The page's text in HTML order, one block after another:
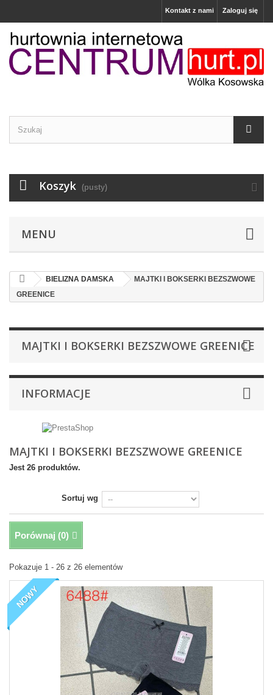
Zaloguj się
Kontakt z nami
Koszyk (pusty)
MENU
BIELIZNA DAMSKA
MAJTKI I BOKSERKI BEZSZWOWE
GREENICE
MAJTKI I BOKSERKI BEZSZWOWE GREENICE
INFORMACJE
MAJTKI I BOKSERKI BEZSZWOWE GREENICE
Jest 26 produktów.
Sortuj wg
Porównaj (0)
Pokazuje 1 - 26 z 26 elementów
NOWY